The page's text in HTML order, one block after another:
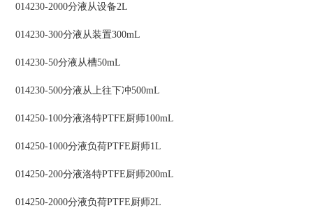
014230-2000分液从设备2L
014230-300分液从装置300mL
014230-50分液从槽50mL
014230-500分液从上往下冲500mL
014250-100分液洛特PTFE厨师100mL
014250-1000分液负荷PTFE厨师1L
014250-200分液洛特PTFE厨师200mL
014250-2000分液负荷PTFE厨师2L